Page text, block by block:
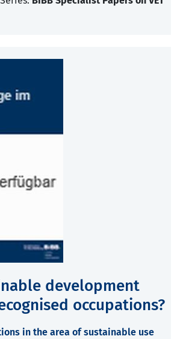
development
occupations?
in the area of sustainable use